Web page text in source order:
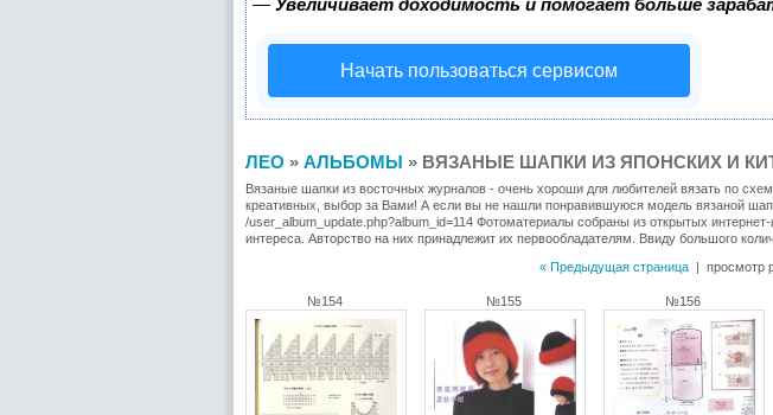
— Увеличивает доходимость и помогает больше
Начать пользоваться сервисом
ЛЕО » АЛЬБОМЫ » ВЯЗАНЫЕ ШАПКИ ИЗ ЯПОНСКИХ И
Вязаные шапки из восточных журналов - очень хороши для любителей вязать по
креативных, выбор за Вами! А если вы не нашли понравившуюся модель вязаной
/user_album_update.php?album_id=114 Фотоматериалы собраны из открытых
интереса. Авторство на них принадлежит их первообладателям. Ввиду большого
« Предыдущая страница| просмотр
№154 №155 №156